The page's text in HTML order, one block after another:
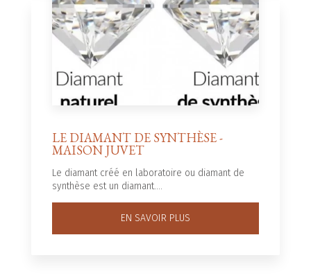
LE DIAMANT DE SYNTHÈSE -
MAISON JUVET
Le diamant créé en laboratoire ou diamant de
synthèse est un diamant....
EN SAVOIR PLUS